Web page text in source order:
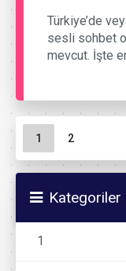
Türkiye’de
sesli sohbet
mevcut. İşte
Sayfa gezinme
Geçerli Sayfa
1 Sayfa
2
Kategoriler
1